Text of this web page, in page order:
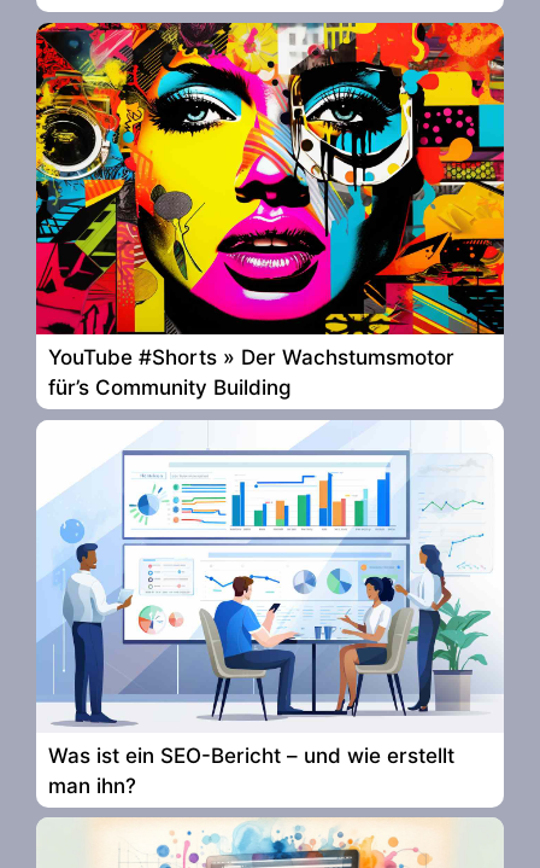
YouTube #Shorts » Der Wachstumsmotor
für’s Community Building
Was ist ein SEO-Bericht – und wie erstellt
man ihn?